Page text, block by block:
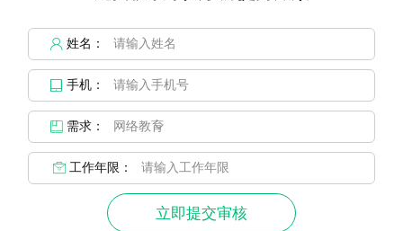
姓名：
手机：
需求：
工作年限：
立即提交审核